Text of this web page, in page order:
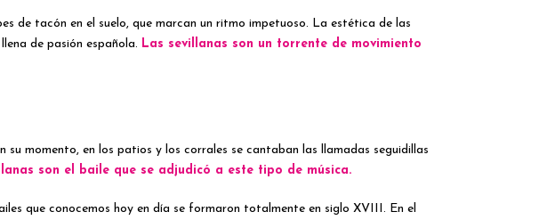
de tacón en el suelo, que marcan un ritmo impetuoso. La estética de las
de pasión española. Las sevillanas son un torrente de movimiento
momento, en los patios y los corrales se cantaban las llamadas seguidillas
son el baile que se adjudicó a este tipo de música.
que conocemos hoy en día se formaron totalmente en siglo XVIII. En el